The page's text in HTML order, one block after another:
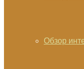
Обзор